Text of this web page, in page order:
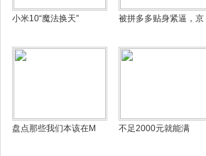
小米10“魔法换天” 被拼多多贴身紧逼，京
盘点那些我们本该在M 不足2000元就能满